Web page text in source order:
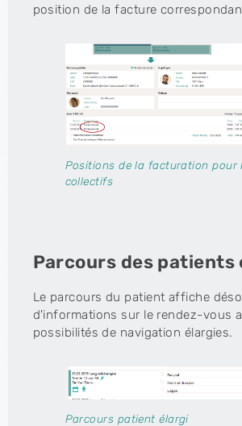
position de la facture
Positions de la facturation pour
collectifs
Parcours des patients
Le parcours du patient affiche
d'informations sur le rendez-vous
possibilités de navigation élargies.
Parcours patient élargi